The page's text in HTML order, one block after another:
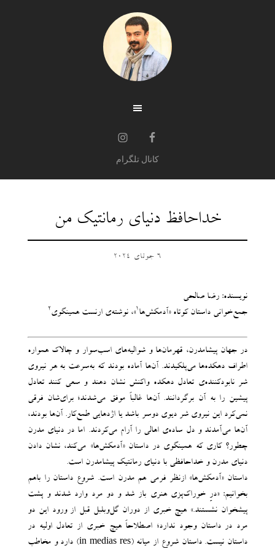
کانال تلگرام
خداحافظ دنیای رمانتیک من
6 جولای 2024
نویسنده: رضا صالحی
جمع‌خوانی داستان کوتاه «آدمکش‌ها1»، نوشته‌ی ارنست همینگوی2
در جهان پیشامدرن، قهرمان‌ها و شوالیه‌های اسب‌سوار و چالاک همواره
اطراف دهکده‌ها می‌پلکیدند. آن‌ها آماده بودند که به‌سرعت به هر نیروی
شر نابودکننده‌ی تعادل دهکده واکنش نشان دهند و سعی کنند تعادل
پیشین را به آن‌ برگردانند. آن‌ها غالباً موفق می‌شدند؛ برای‌شان فرقی
نمی‌کرد این نیروی شر دیوی دوسر باشد یا اژدهایی طمع‌کار. آن‌ها بودند،
آن‌ها می‌آمدند و دل ساده‌ی اهالی را آرام می‌کردند. اما در دنیای مدرن
چطور؟ کاری که همینگوی در داستان «آدمکش‌ها» می‌کند، نشان دادن
دنیای مدرن و خداحافظی با دنیای رمانتیک پیشامدرن است.
داستان «آدمکش‌ها» ازنظر فرمی هم مدرن است. شروع داستان را باهم
بخوانیم: «درِ خوراک‌پزی هنری باز شد و دو مرد وارد شدند و پشت
پیشخوان نشستند.» هیچ خبری از دوران گل‌وبلبل قبل از ورود این دو
مرد در داستان وجود ندارد؛ اصطلاحاً هیچ خبری از تعادل اولیه در
داستان نیست. داستان شروع از میانه (in medias res) دارد و مخاطب